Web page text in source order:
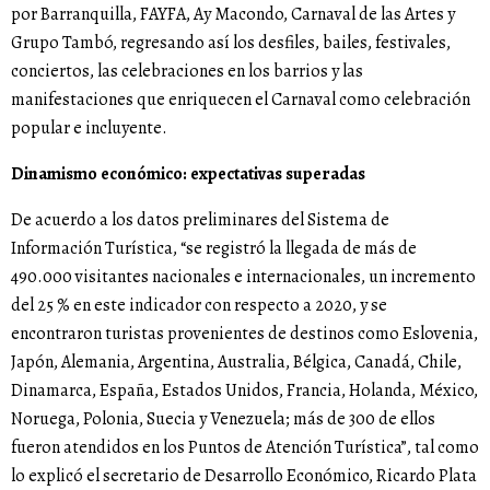
por Barranquilla, FAYFA, Ay Macondo, Carnaval de las Artes y
Grupo Tambó, regresando así los desfiles, bailes, festivales,
conciertos, las celebraciones en los barrios y las
manifestaciones que enriquecen el Carnaval como celebración
popular e incluyente.
Dinamismo económico: expectativas superadas
De acuerdo a los datos preliminares del Sistema de
Información Turística, “se registró la llegada de más de
490.000 visitantes nacionales e internacionales, un incremento
del 25 % en este indicador con respecto a 2020, y se
encontraron turistas provenientes de destinos como Eslovenia,
Japón, Alemania, Argentina, Australia, Bélgica, Canadá, Chile,
Dinamarca, España, Estados Unidos, Francia, Holanda, México,
Noruega, Polonia, Suecia y Venezuela; más de 300 de ellos
fueron atendidos en los Puntos de Atención Turística”, tal como
lo explicó el secretario de Desarrollo Económico, Ricardo Plata